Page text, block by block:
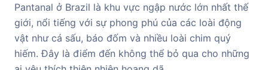
Pantanal ở Brazil là khu vực ngập nước lớn nhất thế
giới, nổi tiếng với sự phong phú của các loài động
vật như cá sấu, báo đốm và nhiều loài chim quý
hiếm. Đây là điểm đến không thể bỏ qua cho những